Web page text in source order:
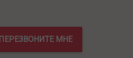
ПЕРЕЗВОНИТЕ МНЕ